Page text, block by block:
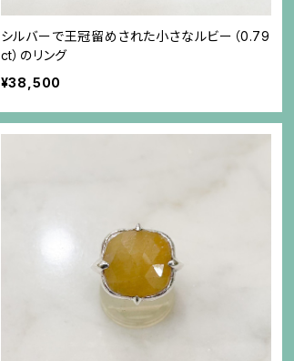
シルバーで王冠留めされた小さなルビー（0.79
ct）のリング
¥38,500